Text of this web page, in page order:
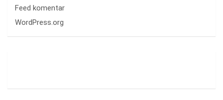
Feed komentar
WordPress.org